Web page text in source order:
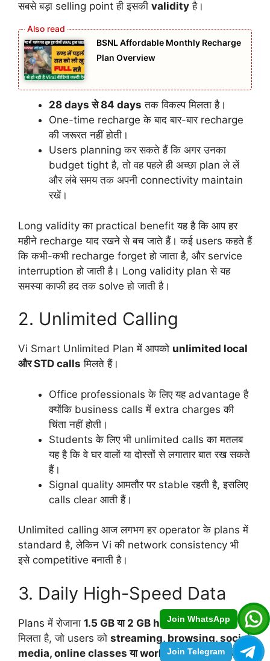
Join WhatsApp
Join Telegram
सबसे बड़ा selling point ही इसकी validity है।
BSNL Affordable Monthly Recharge
Plan Overview
28 days से 84 days तक विकल्प मिलता है।
One-time recharge के बाद बार-बार recharge
की जरूरत नहीं होती।
Users planning कर सकते हैं कि अगर उनका
budget tight है, तो वह पहले ही अच्छा plan ले लें
और लंबे समय तक अपनी connectivity maintain
रखें।
Long validity का practical benefit यह है कि आप हर
महीने recharge याद रखने से बच जाते हैं। कई users कहते हैं
कि कभी-कभी recharge forget हो जाता है, और service
interruption हो जाती है। Long validity plan से यह
समस्या काफी हद तक solve हो जाती है।
2. Unlimited Calling
Vi Smart Unlimited Plan में आपको unlimited local
और STD calls मिलते हैं।
Office professionals के लिए यह advantage है
क्योंकि business calls में extra charges की
चिंता नहीं होती।
Students के लिए भी unlimited calls का मतलब
यह है कि वे घर वालों या दोस्तों से लगातार बात रख सकते
हैं।
Signal quality आमतौर पर stable रहती है, इसलिए
calls clear आती हैं।
Unlimited calling आज लगभग हर operator के plans में
standard है, लेकिन Vi की network consistency भी
इसे competitive बनाती है।
3. Daily High-Speed Data
Plans में रोजाना 1.5 GB या 2 GB high-speed data
मिलता है, जो users को streaming, browsing, social
media, online classes या work use के लिए काफी